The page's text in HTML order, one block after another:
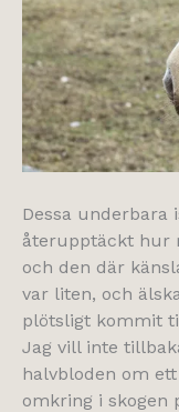
Dessa underbara
återupptäckt hur
och den där
var liten, och
plötsligt kommit
Jag vill inte
halvbloden om
omkring i skogen